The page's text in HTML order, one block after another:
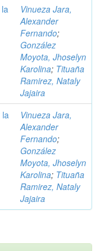
Vinueza Jara,
Alexander
Fernando;
González
Moyota, Jhoselyn
Karolina; Tituaña
Ramirez, Nataly
Jajaira
la
Vinueza Jara,
Alexander
Fernando;
González
Moyota, Jhoselyn
Karolina; Tituaña
Ramirez, Nataly
Jajaira